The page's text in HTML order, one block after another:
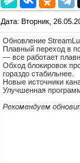
Дата: Вторник,
Обновление
Плавный переход в
— все работает
Обход блокировок
гораздо стабильнее.
Новые источники
Улучшенная
Рекомендуем